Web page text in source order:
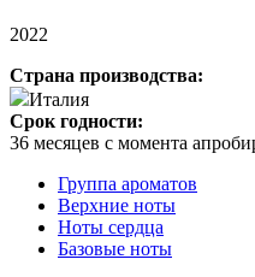
2022
Страна производства:
Италия
Срок годности:
36 месяцев с момента
Группа ароматов
Верхние ноты
Ноты сердца
Базовые ноты